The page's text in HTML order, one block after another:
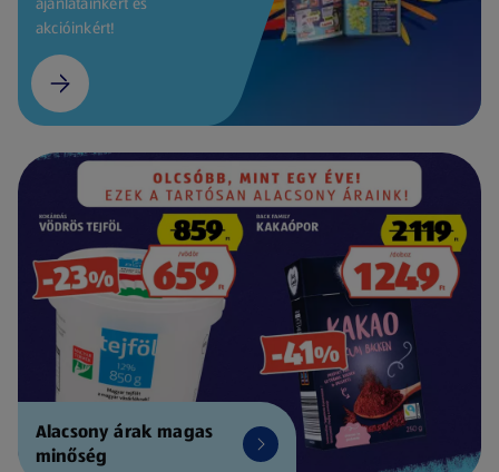
akcióinkért!
Alacsony árak magas
minőség